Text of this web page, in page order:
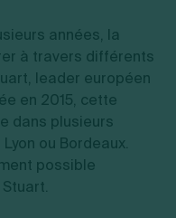
années, la
à travers différents
leader européen
en 2015, cette
dans plusieurs
ou Bordeaux.
possible